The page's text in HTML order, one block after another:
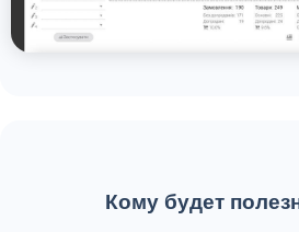
Кому будет